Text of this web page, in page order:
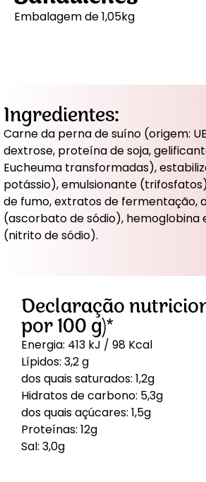
Embalagem de 1,05kg
Ingredientes:
Carne da perna de suíno (origem:
dextrose, proteína de soja,
Eucheuma transformadas),
potássio), emulsionante
de fumo, extratos de fermentação,
(ascorbato de sódio), hemoglobina
(nitrito de sódio).
Declaração
por 100 g)*
Energia: 413 kJ / 98 Kcal
Lípidos: 3,2 g
dos quais saturados: 1,2g
Hidratos de carbono: 5,3g
dos quais açúcares: 1,5g
Proteínas: 12g
Sal: 3,0g